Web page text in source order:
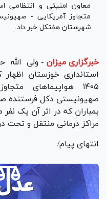
معاون امنیتی و انتظامی
متجاوز آمریکایی -
شهرستان هفتکل خبر داد.
خبرگزاری میزان - ولی الله
۱۴۰۵ هواپیما‌های
صهیونیستی دکل فرستنده
بمباران که در اثر آن یک
مراکز درمانی منتقل و تحت
انتهای پیام/